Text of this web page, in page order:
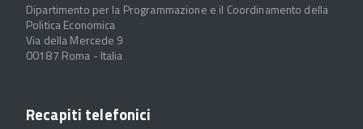
Dipartimento per la Programmazione e il Coordinamento della
Politica Economica
Via della Mercede 9
00187 Roma - Italia
Recapiti telefonici